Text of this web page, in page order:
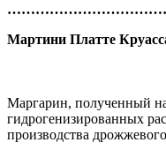
Мартини Платте
Маргарин, полученный
гидрогенизированных
производства